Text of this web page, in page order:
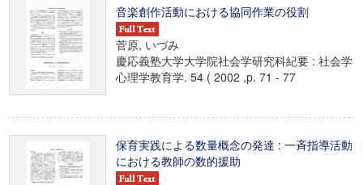
音楽創作活動における協同作業の役割
菅原, いづみ
慶応義塾大学大学院社会学研究科紀要 : 社会学
心理学教育学. 54 ( 2002 ,p. 71 - 77
保育実践による数量概念の発達 : 一斉指導活動
における教師の数的援助